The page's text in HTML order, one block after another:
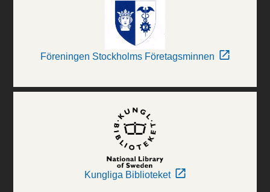
Föreningen Stockholms Företagsminnen
Kungliga Biblioteket